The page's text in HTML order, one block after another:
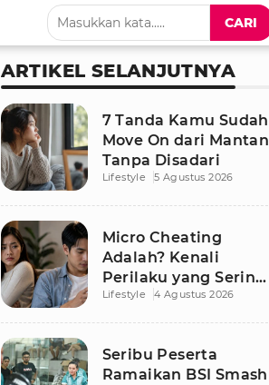
CARI
ARTIKEL SELANJUTNYA
7 Tanda Kamu Sudah
Move On dari Mantan
Tanpa Disadari
Lifestyle 5 Agustus 2026
Micro Cheating
Adalah? Kenali
Perilaku yang Sering
Tak Disadari dalam
Lifestyle 4 Agustus 2026
Seribu Peserta
Ramaikan BSI Smash